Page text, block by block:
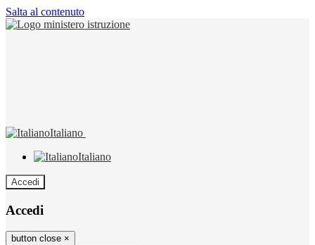
Salta al contenuto
Italiano
Italiano
Accedi
Accedi
button close ×